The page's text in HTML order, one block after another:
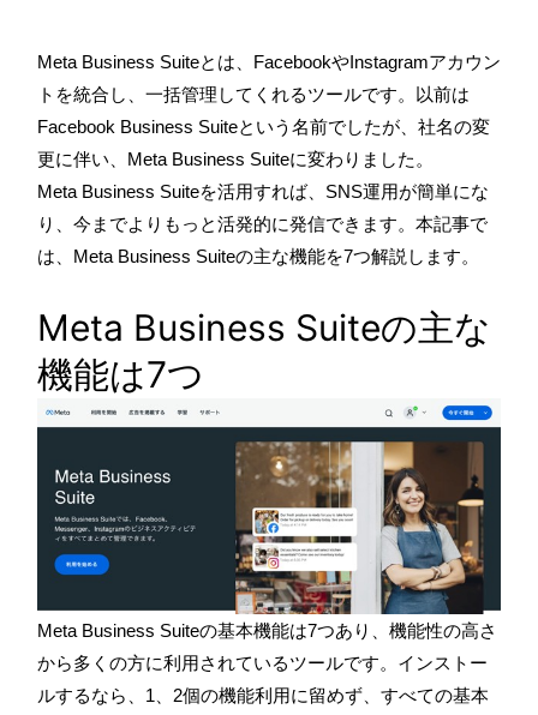
Meta Business Suiteとは、FacebookやInstagramアカウン
トを統合し、一括管理してくれるツールです。以前は
Facebook Business Suiteという名前でしたが、社名の変
更に伴い、Meta Business Suiteに変わりました。
Meta Business Suiteを活用すれば、SNS運用が簡単にな
り、今までよりもっと活発的に発信できます。本記事で
は、Meta Business Suiteの主な機能を7つ解説します。
Meta Business Suiteの主な
機能は7つ
Meta Business Suiteの基本機能は7つあり、機能性の高さ
から多くの方に利用されているツールです。インストー
ルするなら、1、2個の機能利用に留めず、すべての基本